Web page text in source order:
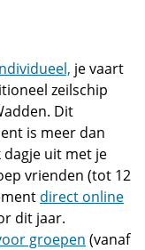
je vaart
zeilschip
Dit
is meer dan
dagje uit met je
vrienden (tot 12
direct online
dit jaar.
groepen (vanaf